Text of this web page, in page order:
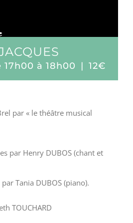
17h00 à 18h00 | 12€
par « le théâtre musical
par Henry DUBOS (chant et
Tania DUBOS (piano).
TOUCHARD